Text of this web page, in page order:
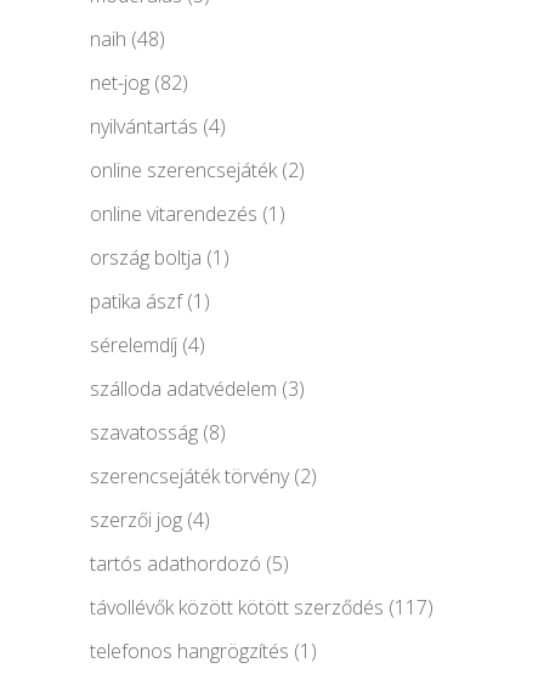
naih (48)
net-jog (82)
nyilvántartás (4)
online szerencsejáték(2)
online vitarendezés (1)
ország boltja (1)
patika ászf(1)
sérelemdíj (4)
szálloda adatvédelem (3)
szavatosság (8)
szerencsejáték törvény(2)
szerzői jog (4)
tartós adathordozó (5)
távollévők között kötött szerződés (117)
telefonos hangrögzítés (1)